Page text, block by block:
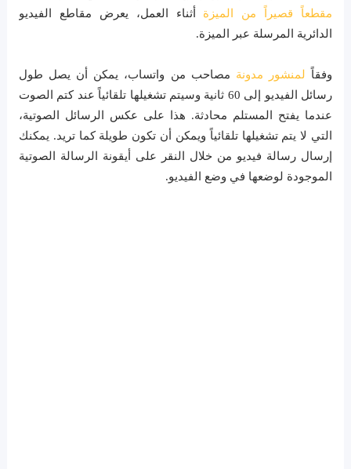
مقطعاً قصيراً من الميزة أثناء العمل، يعرض مقاطع الفيديو
الدائرية المرسلة عبر الميزة.
وفقاً لمنشور مدونة مصاحب من واتساب، يمكن أن يصل طول
رسائل الفيديو إلى 60 ثانية وسيتم تشغيلها تلقائياً عند كتم الصوت
عندما يفتح المستلم محادثة. هذا على عكس الرسائل الصوتية،
التي لا يتم تشغيلها تلقائياً ويمكن أن تكون طويلة كما تريد. يمكنك
إرسال رسالة فيديو من خلال النقر على أيقونة الرسالة الصوتية
الموجودة لوضعها في وضع الفيديو.